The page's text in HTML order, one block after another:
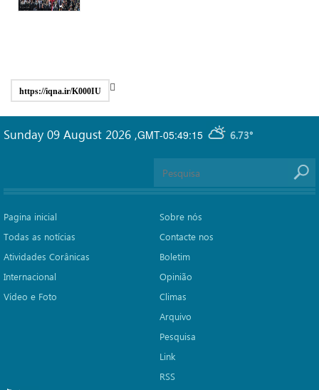
https://iqna.ir/K000IU
GMT-05:49:15 6.73°
Sunday 09 August 2026 ,
Pagina inicial
Todas as notícias
Atividades Corânicas
Internacional
Vídeo e Foto
Sobre nós
Contacte nos
Boletim
Opinião
Climas
Arquivo
Pesquisa
Link
RSS